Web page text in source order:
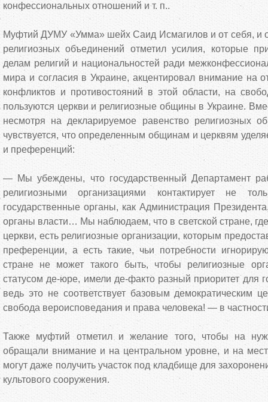
конфессиональных отношений и т. п..
Муфтий ДУМУ «Умма» шейх Саид Исмагилов и от себя, и
религиозных объединений отметил усилия, которые
делам религий и национальностей ради
мира и согласия в Украине, акцентировал внимание на
конфликтов и противостояний в этой области, на
пользуются церкви и религиозные общины в Украине.
несмотря на декларируемое равенство религиозных
чувствуется, что определенным общинам и церквям
и преференций:
— Мы убеждены, что государственный Департамент
религиозными организациями контактирует не
государственные органы, как Администрация
органы власти… Мы наблюдаем, что в светской стране, где
церкви, есть религиозные организации, которым
преференции, а есть такие, чьи потребности
стране не может такого быть, чтобы религиозные
статусом де-юре, имели де-факто разный приоритет для
ведь это не соответствует базовым демократическим
свобода вероисповедания и права человека! — в
Также муфтий отметил и желание того, чтобы на
обращали внимание и на центральном уровне, и на
могут даже получить участок под кладбище для
культового сооружения.